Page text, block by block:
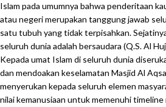
Islam pada umumnya bahwa penderitaan
atau negeri merupakan tanggung jawab
satu tubuh yang tidak terpisahkan.
seluruh dunia adalah bersaudara (Q.S. Al
Kepada umat Islam di seluruh dunia
dan mendoakan keselamatan Masjid Al
menyerukan kepada seluruh elemen
nilai kemanusiaan untuk memenuhi timeline